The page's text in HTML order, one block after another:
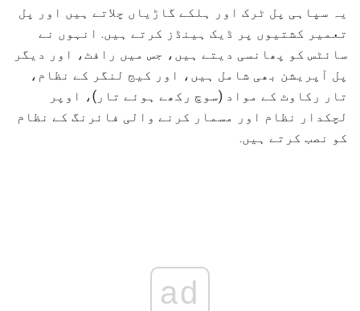
یہ سپاہی پل ٹرک اور ہلکے گاڑیاں چلاتے ہیں اور پل
تعمیر کشتیوں پر ڈیک ہینڈز کرتے ہیں. انہوں نے
سائٹس کو پھانسی دیتے ہیں، جس میں رافٹ، اور دیگر
پل آپریشن بھی شامل ہیں، اور کیج لنگر کے نظام،
تار رکاوٹ کے مواد (سوچ رکھے ہوئے تار)، اوپر
لچکدار نظام اور مسمار کرنے والی فائرنگ کے نظام
کو نصب کرتے ہیں.
ad